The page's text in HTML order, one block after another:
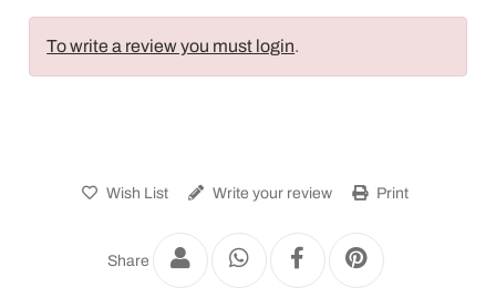
To write a review you must login.
Wish List Write your review Print
Share